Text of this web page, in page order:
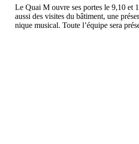
Le Quai M ouvre ses portes le 9,10 et
aussi des visites du bâtiment, une
nique musical. Toute l’équipe sera